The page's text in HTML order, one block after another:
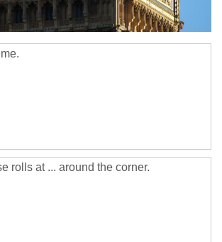
rolls at ... around the corner.